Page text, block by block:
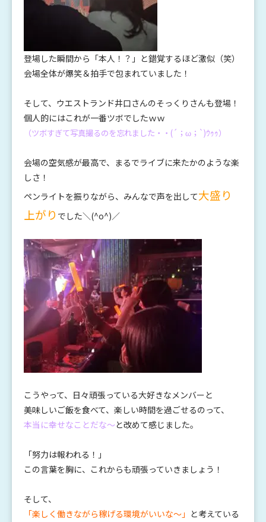
登場した瞬間から「本人！？」と錯覚するほど激似（笑）
会場全体が爆笑＆拍手で包まれていました！
そして、ウエストランド井口さんのそっくりさんも登場！
個人的にはこれが一番ツボでしたｗｗ
（ツボすぎて写真撮るのを忘れました・・(´；ω；`)ｳｩｩ）
会場の空気感が最高で、まるでライブに来たかのような楽
しさ！
ペンライトを振りながら、みんなで声を出して大盛り
上がり でした＼(^o^)／
こうやって、日々頑張っている大好きなメンバーと
美味しいご飯を食べて、楽しい時間を過ごせるのって、
本当に幸せなことだな～と改めて感じました。
「努力は報われる！」
この言葉を胸に、これからも頑張っていきましょう！
そして、
「楽しく働きながら稼げる環境がいいな～」 と考えている